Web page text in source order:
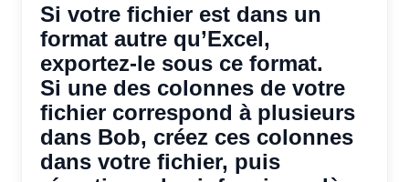
Si votre fichier est dans un
format autre qu’Excel,
exportez-le sous ce format.
Si une des colonnes de votre
fichier correspond à plusieurs
dans Bob, créez ces colonnes
dans votre fichier, puis